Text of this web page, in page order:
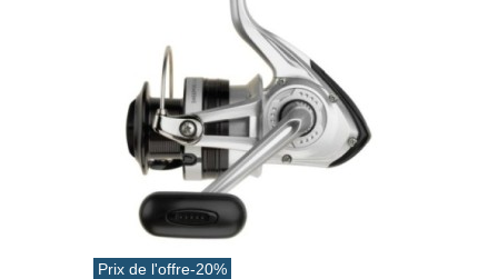
Prix de l'offre-20%